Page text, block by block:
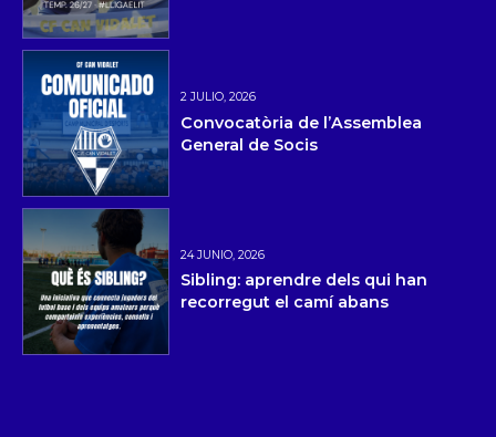
2 JULIO, 2026
Convocatòria de l’Assemblea
General de Socis
24 JUNIO, 2026
Sibling: aprendre dels qui han
recorregut el camí abans